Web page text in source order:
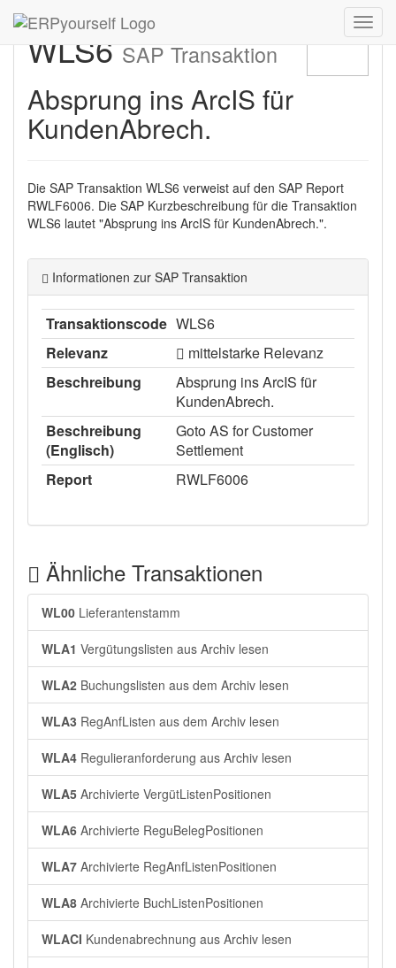
ein-/
WLS6SAP Transaktion
Absprung ins ArcIS für
KundenAbrech.
Die SAP Transaktion WLS6 verweist auf den SAP Report
RWLF6006. Die SAP Kurzbeschreibung für die Transaktion
WLS6 lautet "Absprung ins ArcIS für KundenAbrech.".
Informationen zur SAP Transaktion
Transaktionscode WLS6
Relevanz
mittelstarke Relevanz
Beschreibung
Absprung ins ArcIS für
KundenAbrech.
Beschreibung
(Englisch)
Goto AS for Customer
Settlement
Report
RWLF6006
Ähnliche Transaktionen
WL00 Lieferantenstamm
WLA1 Vergütungslisten aus Archiv lesen
WLA2 Buchungslisten aus dem Archiv lesen
WLA3 RegAnfListen aus dem Archiv lesen
WLA4 Regulieranforderung aus Archiv lesen
WLA5 Archivierte VergütListenPositionen
WLA6 Archivierte ReguBelegPositionen
WLA7 Archivierte RegAnfListenPositionen
WLA8 Archivierte BuchListenPositionen
WLACI Kundenabrechnung aus Archiv lesen